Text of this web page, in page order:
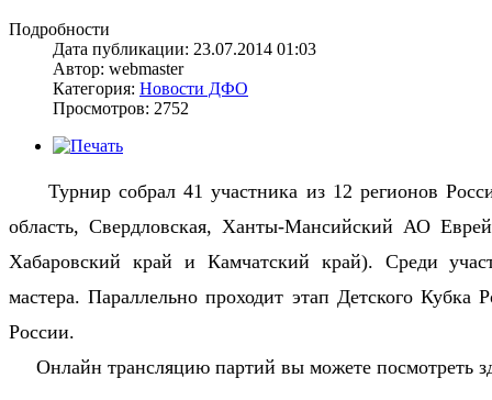
Подробности
Дата публикации: 23.07.2014 01:03
Автор: webmaster
Категория: Новости ДФО
Просмотров: 2752
Турнир собрал 41 участника из 12 регионов
область, Свердловская, Ханты-Мансийский АО
Хабаровский край и Камчатский край). Среди
мастера. Параллельно проходит этап Детского
России.
Онлайн трансляцию партий вы можете посмотреть